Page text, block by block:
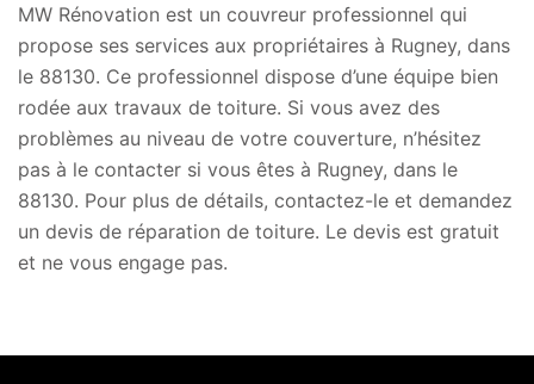
MW Rénovation est un couvreur professionnel qui
propose ses services aux propriétaires à Rugney, dans
le 88130. Ce professionnel dispose d’une équipe bien
rodée aux travaux de toiture. Si vous avez des
problèmes au niveau de votre couverture, n’hésitez
pas à le contacter si vous êtes à Rugney, dans le
88130. Pour plus de détails, contactez-le et demandez
un devis de réparation de toiture. Le devis est gratuit
et ne vous engage pas.